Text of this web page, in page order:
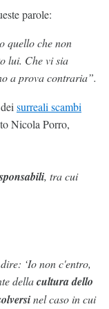
parole:
quello che non
lui. Che vi sia
a prova contraria”.
surreali scambi
Nicola Porro,
, tra cui
‘Io non c'entro,
dellacultura dello
nel caso in cui